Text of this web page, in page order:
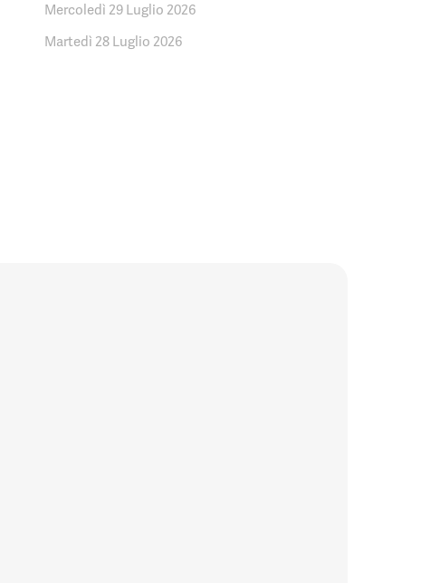
Mercoledì 29 Luglio 2026
Martedì 28 Luglio 2026